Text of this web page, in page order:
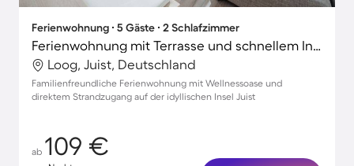
Ferienwohnung ∙ 5 Gäste ∙ 2 Schlafzimmer
Ferienwohnung mit Terrasse und schnellem Internet
Loog, Juist, Deutschland
Familienfreundliche Ferienwohnung mit Wellnessoase und
direktem Strandzugang auf der idyllischen Insel Juist
ab 109 €